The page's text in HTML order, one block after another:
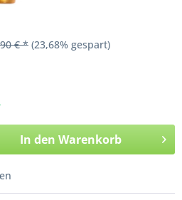
€ * (23,68% gespart)
In den Warenkorb